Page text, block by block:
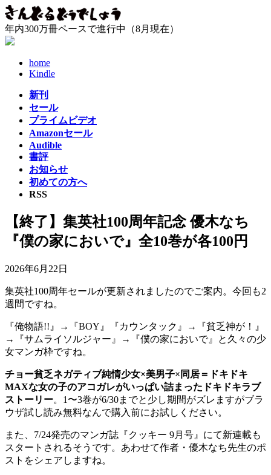
コ
ン
テ
ン
ナ
ビ
ゲ
ー
年内300万冊ペースで進行中（8月現在）
home
Kindle
新刊
セール
プライムビデオ
Amazonセール
Audible
書評
お知らせ
初めての方へ
RSS
【終了】集英社100周年記念 優木なち
『僕の家においで』全10巻が各100円
2026年6月22日
集英社100周年セールが更新されましたのでご案内。今回も2
週間ですね。
『俺物語!!』→『BOY』『カウンタック』→『貧乏神が！』
→『サムライソルジャー』→『僕の家においで』と久々の少
女マンガ枠ですね。
チョー貧乏ネガティブ純情少女×美男子×同居＝ドキドキ
MAXな女の子のアコガレがいっぱい詰まったドキドキラブ
ストーリー。1〜3巻が6/30までと少し期間がズレますがブラ
ウザ試し読み無料なんで購入前にお試しください。
また、7/24発売のマンガ誌『クッキー 9月号』にて新連載も
スタートされるそうです。あわせて作者・優木なち先生のポ
ストをシェアしますね。